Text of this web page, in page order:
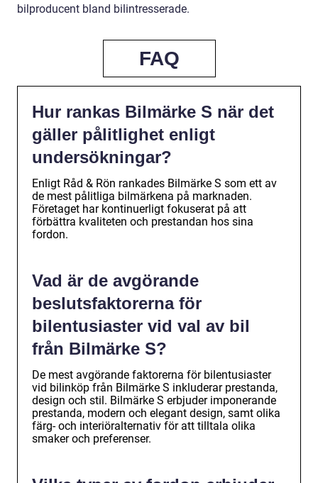
bilproducent bland bilintresserade.
FAQ
Hur rankas Bilmärke S när det
gäller pålitlighet enligt
undersökningar?
Enligt Råd & Rön rankades Bilmärke S som ett av
de mest pålitliga bilmärkena på marknaden.
Företaget har kontinuerligt fokuserat på att
förbättra kvaliteten och prestandan hos sina
fordon.
Vad är de avgörande
beslutsfaktorerna för
bilentusiaster vid val av bil
från Bilmärke S?
De mest avgörande faktorerna för bilentusiaster
vid bilinköp från Bilmärke S inkluderar prestanda,
design och stil. Bilmärke S erbjuder imponerande
prestanda, modern och elegant design, samt olika
färg- och interiöralternativ för att tilltala olika
smaker och preferenser.